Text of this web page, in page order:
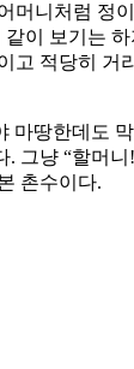
머니처럼 정
이 보기는
고 적당히 거
마땅한데도
그냥 “할머니
촌수이다.